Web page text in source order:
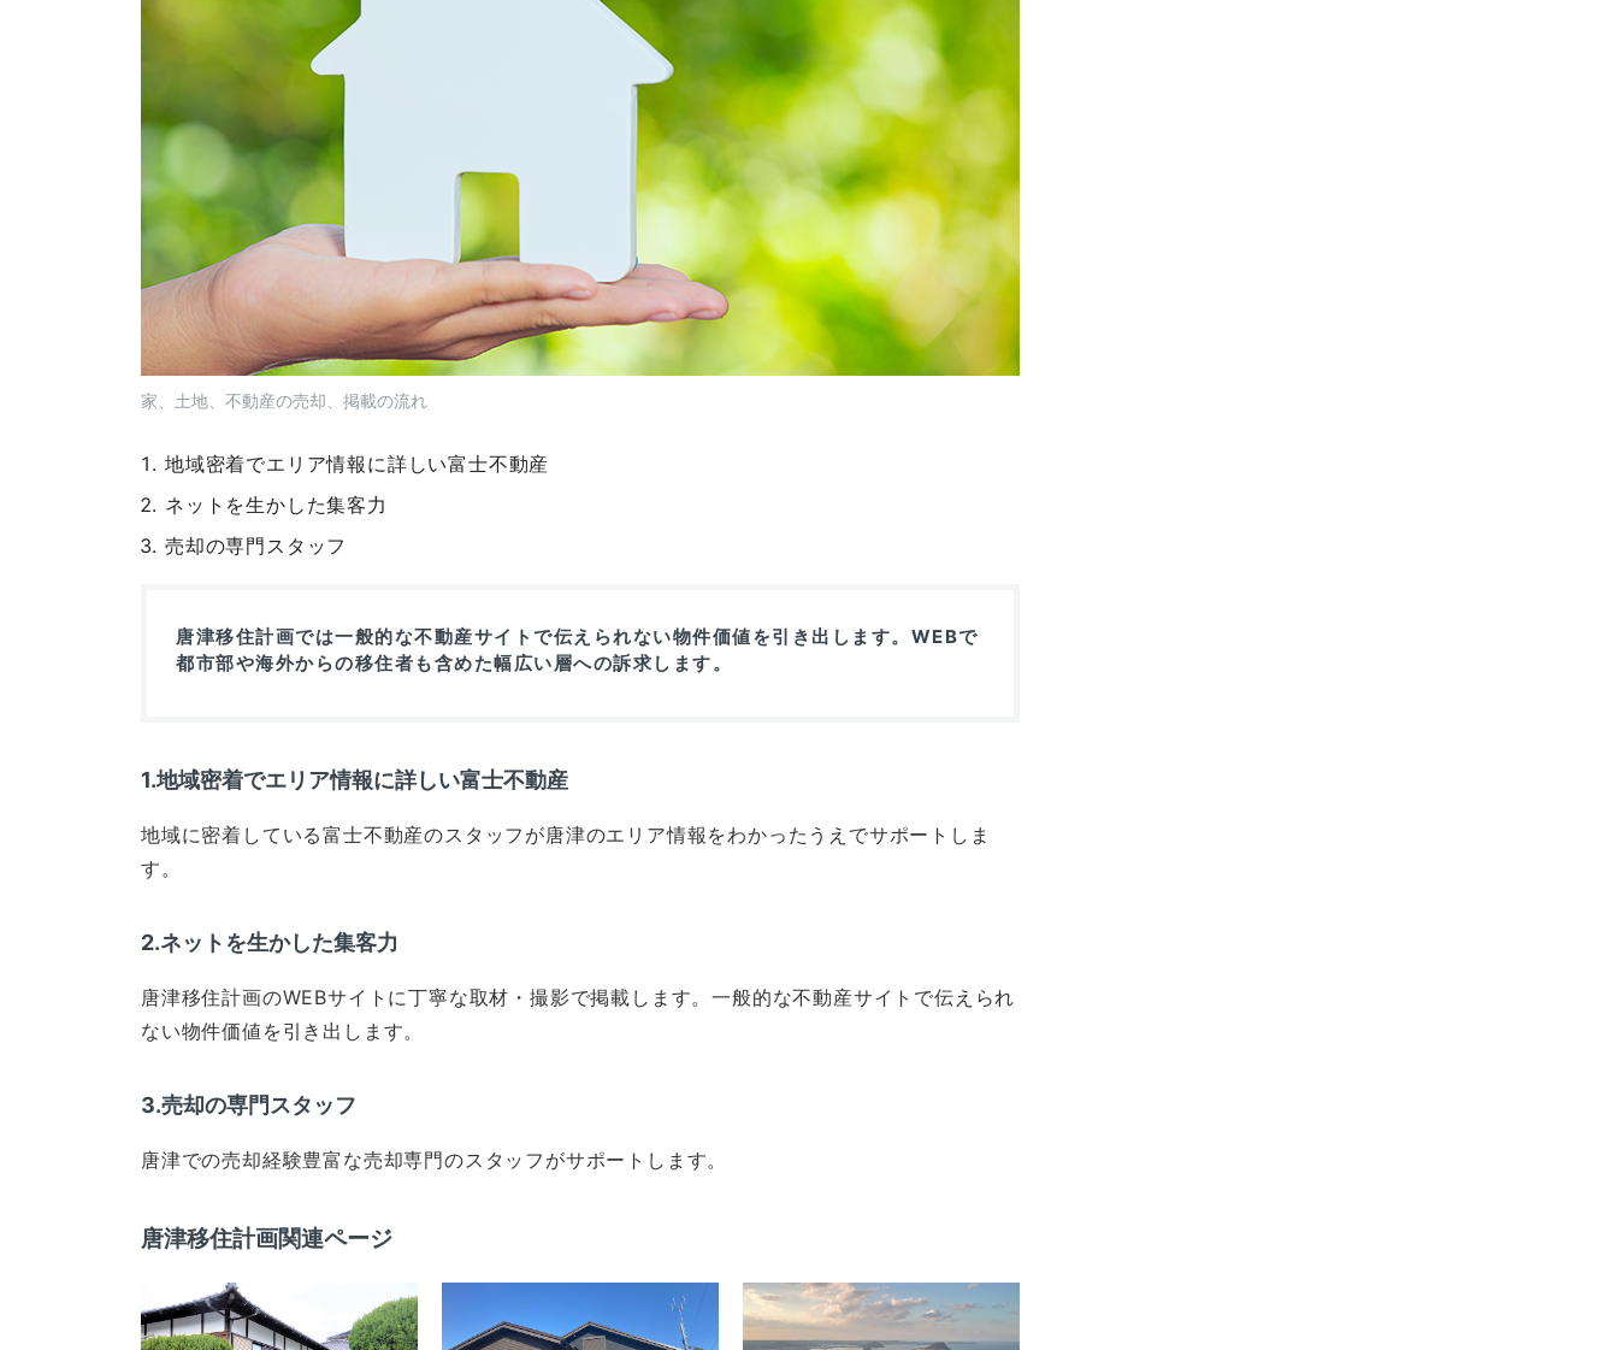
家、土地、不動産の売却、掲載の流れ
地域密着でエリア情報に詳しい富士不動産
ネットを生かした集客力
売却の専門スタッフ
唐津移住計画では一般的な不動産サイトで伝えられない物件価値を引き出します。WEBで
都市部や海外からの移住者も含めた幅広い層への訴求します。
1.地域密着でエリア情報に詳しい富士不動産
地域に密着している富士不動産のスタッフが唐津のエリア情報をわかったうえでサポートしま
す。
2.ネットを生かした集客力
唐津移住計画のWEBサイトに丁寧な取材・撮影で掲載します。一般的な不動産サイトで伝えられ
ない物件価値を引き出します。
3.売却の専門スタッフ
唐津での売却経験豊富な売却専門のスタッフがサポートします。
唐津移住計画関連ページ